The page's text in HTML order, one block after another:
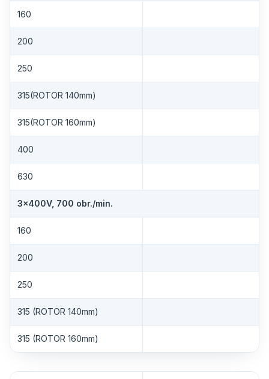
160
200
250
315(ROTOR 140mm)
315(ROTOR 160mm)
400
630
3×400V, 700 obr./min.
160
200
250
315 (ROTOR 140mm)
315 (ROTOR 160mm)